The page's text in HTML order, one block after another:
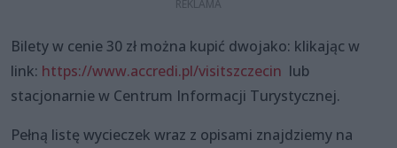
Bilety w cenie 30 zł można kupić dwojako: klikając w
link: https://www.accredi.pl/visitszczecin lub
stacjonarnie w Centrum Informacji Turystycznej.
Pełną listę wycieczek wraz z opisami znajdziemy na